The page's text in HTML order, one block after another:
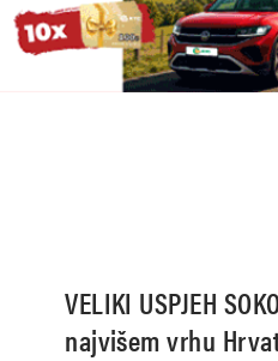
VELIKI USPJEH
najvišem vrhu